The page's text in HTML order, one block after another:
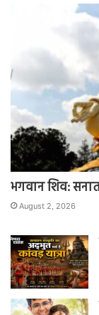
भगवान शिव:
August 2, 2026